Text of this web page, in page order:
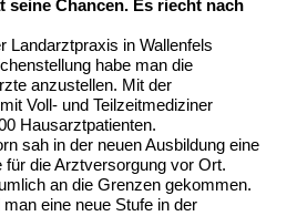
seine Chancen. Es riecht nach
Landarztpraxis in Wallenfels
habe man die
anzustellen. Mit der
Voll- und Teilzeitmediziner
Hausarztpatienten.
sah in der neuen Ausbildung eine
die Arztversorgung vor Ort.
an die Grenzen gekommen.
eine neue Stufe in der